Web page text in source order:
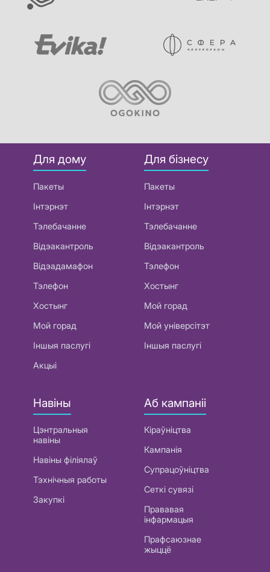
Для дому
Пакеты
Інтэрнэт
Тэлебачанне
Відэакантроль
Відэадамафон
Тэлефон
Хостынг
Мой горад
Іншыя паслугі
Акцыі
Для бізнесу
Пакеты
Інтэрнэт
Тэлебачанне
Відэакантроль
Тэлефон
Хостынг
Мой горад
Мой універсітэт
Іншыя паслугі
Навіны
Цэнтральныя
навіны
Навіны філіялаў
Тэхнічныя работы
Закупкі
Аб кампаніі
Кіраўніцтва
Кампанія
Супрацоўніцтва
Сеткі сувязі
Прававая
інфармацыя
Прафсаюзнае
жыццё